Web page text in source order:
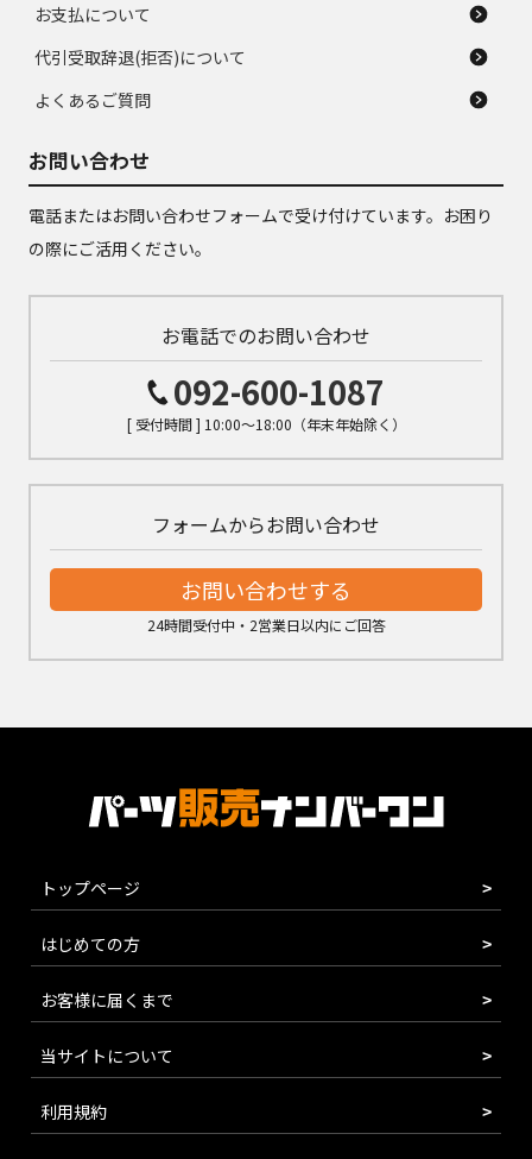
お支払について
代引受取辞退(拒否)について
よくあるご質問
お問い合わせ
電話またはお問い合わせフォームで受け付けています。お困り
の際にご活用ください。
お電話でのお問い合わせ
092-600-1087
[ 受付時間 ] 10:00～18:00（年末年始除く）
フォームからお問い合わせ
お問い合わせする
24時間受付中・2営業日以内にご回答
トップページ
はじめての方
お客様に届くまで
当サイトについて
利用規約